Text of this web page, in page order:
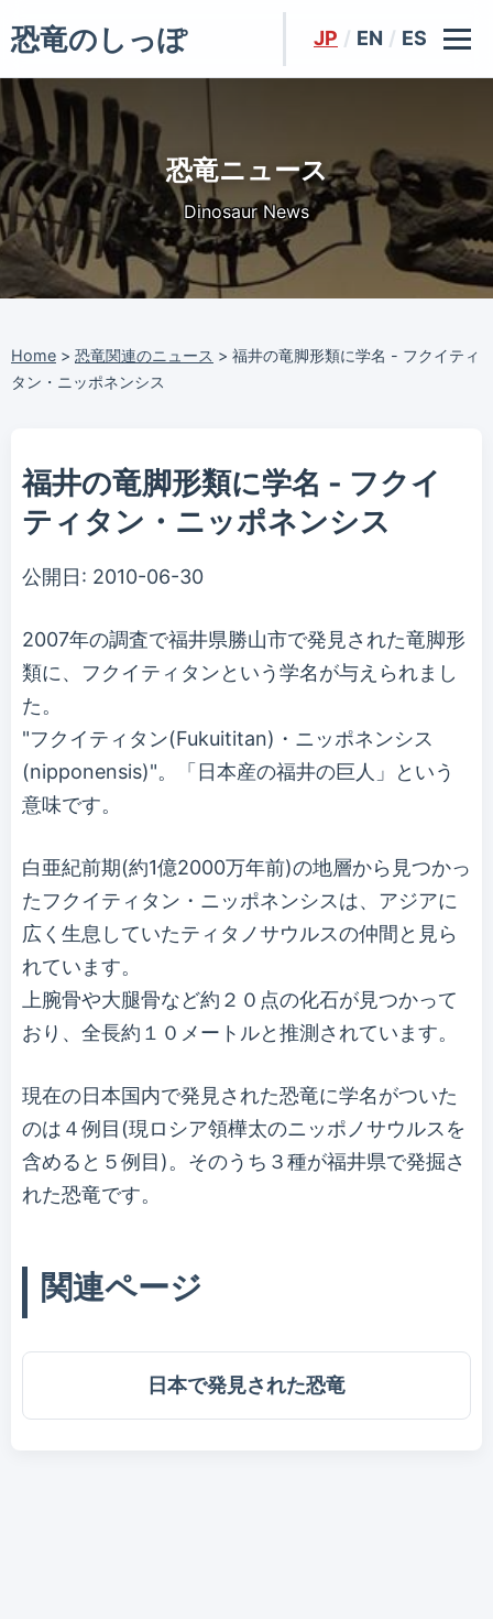
恐竜のしっぽ JP / EN / ES
恐竜ニュース
Dinosaur News
Home > 恐竜関連のニュース > 福井の竜脚形類に学名 - フクイティ
タン・ニッポネンシス
福井の竜脚形類に学名 - フクイ
ティタン・ニッポネンシス
公開日: 2010-06-30
2007年の調査で福井県勝山市で発見された竜脚形
類に、フクイティタンという学名が与えられまし
た。
"フクイティタン(Fukuititan)・ニッポネンシス
(nipponensis)"。「日本産の福井の巨人」という
意味です。
白亜紀前期(約1億2000万年前)の地層から見つかっ
たフクイティタン・ニッポネンシスは、アジアに
広く生息していたティタノサウルスの仲間と見ら
れています。
上腕骨や大腿骨など約２０点の化石が見つかって
おり、全長約１０メートルと推測されています。
現在の日本国内で発見された恐竜に学名がついた
のは４例目(現ロシア領樺太のニッポノサウルスを
含めると５例目)。そのうち３種が福井県で発掘さ
れた恐竜です。
関連ページ
日本で発見された恐竜